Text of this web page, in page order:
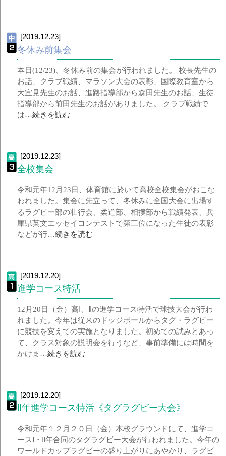
[2019.12.23]
冬休み前集会
本日(12/23)、冬休み前の集会が行われました。 校長先生の
お話、クラブ戦績、マラソン大会の表彰、国際教育室から
大宜見先生のお話、進路指導部から森田先生のお話、生徒
指導部から前田先生のお話がありました。 クラブ戦績で
は…続きを読む
[2019.12.23]
全校集会
令和元年12月23日、体育館に於いて高校全校集会がおこな
われました。集会に先立って、冬休みに全国大会に出場す
るラグビー部の壮行会、柔道部、相撲部から戦績発表、兵
庫県英文エッセイコンテストで第三位になった生徒の表彰
などが行…続きを読む
[2019.12.20]
進学コース特活
12月20日（金）高Ⅰ、Ⅱの進学コース特活で球技大会が行わ
れました。今年は従来のドッジボールからタグ・ラグビー
に競技を変えての実施となりました。初めての試みとあっ
て、クラス対象の説明会を行うなど、事前準備には時間を
かけま…続きを読む
[2019.12.20]
Ⅱ年進学コース特活《タグラグビー大会》
令和元年１２月２０日（金）本校グラウンドにて、進学コ
ースⅠ・Ⅱ年合同のタグラグビー大会が行われました。今年の
ワールドカップラグビーの盛り上がりにあやかり、ラグビ